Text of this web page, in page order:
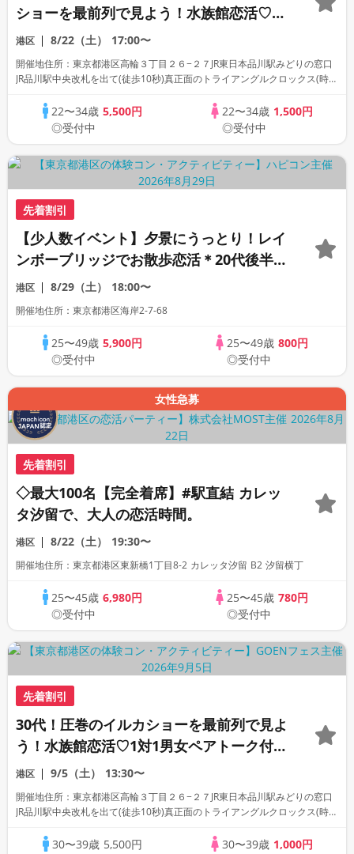
ショーを最前列で見よう！水族館恋活♡1
対1男女ペアトーク付き★アクアパーク品
川※入場料別途必要
港区 8/22（土） 17:00〜
開催地住所：東京都港区高輪３丁目２６−２７JR東日本品川駅みどりの窓口
JR品川駅中央改札を出て(徒歩10秒)真正面のトライアングルクロックス(時計
22〜34歳5,500円
◎受付中
22〜34歳 1,500円
◎受付中
先着割引
【少人数イベント】夕景にうっとり！レイ
ンボーブリッジでお散歩恋活＊20代後半〜
40代後半＊
港区 8/29（土） 18:00〜
開催地住所：東京都港区海岸2-7-68
25〜49歳5,900円
◎受付中
25〜49歳 800円
◎受付中
女性急募
先着割引
◇最大100名【完全着席】#駅直結 カレッ
タ汐留で、大人の恋活時間。
港区 8/22（土） 19:30〜
開催地住所：東京都港区東新橋1丁目8-2 カレッタ汐留 B2 汐留横丁
25〜45歳6,980円
◎受付中
25〜45歳 780円
◎受付中
先着割引
30代！圧巻のイルカショーを最前列で見よ
う！水族館恋活♡1対1男女ペアトーク付き
★アクアパーク品川※入場料別途必要
港区 9/5（土） 13:30〜
開催地住所：東京都港区高輪３丁目２６−２７JR東日本品川駅みどりの窓口
JR品川駅中央改札を出て(徒歩10秒)真正面のトライアングルクロックス(時計
30〜39歳 5,500円
30〜39歳 1,000円